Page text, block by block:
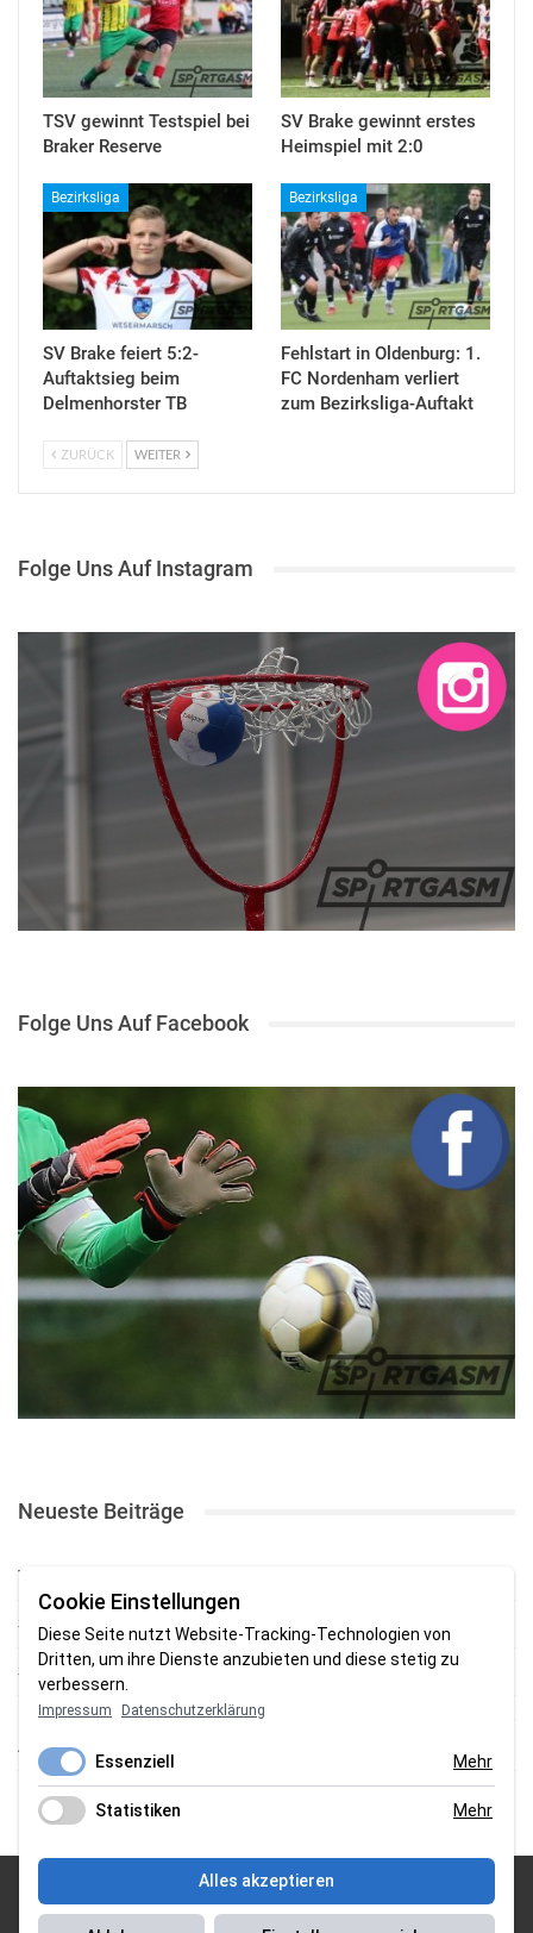
TSV gewinnt Testspiel bei
Braker Reserve
SV Brake gewinnt erstes
Heimspiel mit 2:0
Bezirksliga
SV Brake feiert 5:2-
Auftaktsieg beim
Delmenhorster TB
Bezirksliga
Fehlstart in Oldenburg: 1.
FC Nordenham verliert
zum Bezirksliga-Auftakt
ZURÜCK WEITER
Folge Uns Auf Instagram
Folge Uns Auf Facebook
Neueste Beiträge
TSV gewinnt Testspiel bei Braker Reserve
SV Brake gewinnt erstes Heimspiel mit 2:0
SV Brake feiert 5:2-Auftaktsieg beim Delmenhorster TB
Fehlstart in Oldenburg: 1. FC Nordenham verliert zum Bezirksliga-
Auftakt
Fußball in der Wesermarsch: Die Bilder vom Wochenende
© 2026 Sportgasm . All Rights Reserved.
Cookie Einstellungen
Diese Seite nutzt Website-Tracking-Technologien von
Dritten, um ihre Dienste anzubieten und diese stetig zu
verbessern.
Impressum Datenschutzerklärung
Essenziell Mehr
Statistiken Mehr
Alles akzeptieren